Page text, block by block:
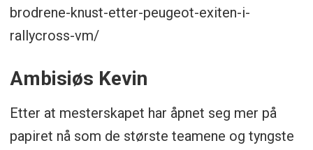
brodrene-knust-etter-peugeot-exiten-i-
rallycross-vm/
Ambisiøs Kevin
Etter at mesterskapet har åpnet seg mer på
papiret nå som de største teamene og tyngste